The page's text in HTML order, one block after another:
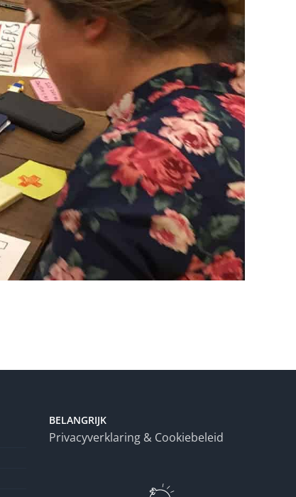
BELANGRIJK
Privacyverklaring & Cookiebeleid